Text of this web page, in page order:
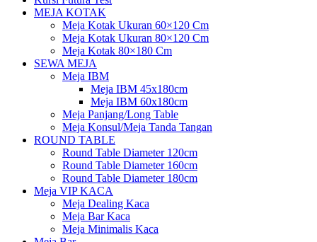
MEJA KOTAK
Meja Kotak Ukuran 60×120 Cm
Meja Kotak Ukuran 80×120 Cm
Meja Kotak 80×180 Cm
SEWA MEJA
Meja IBM
Meja IBM 45x180cm
Meja IBM 60x180cm
Meja Panjang/Long Table
Meja Konsul/Meja Tanda Tangan
ROUND TABLE
Round Table Diameter 120cm
Round Table Diameter 160cm
Round Table Diameter 180cm
Meja VIP KACA
Meja Dealing Kaca
Meja Bar Kaca
Meja Minimalis Kaca